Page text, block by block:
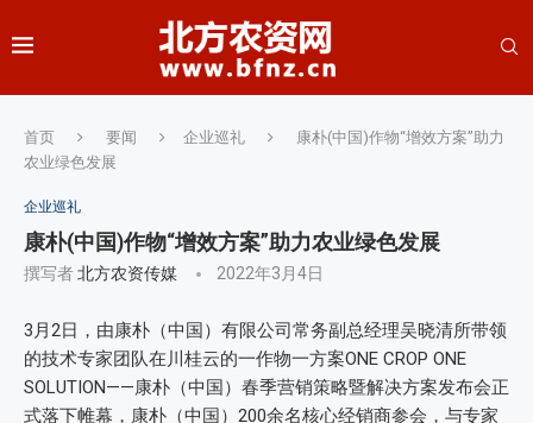
首页 要闻 企业巡礼
康朴(中国)作物“增效方案”助力
农业绿色发展
企业巡礼
康朴(中国)作物“增效方案”助力农业绿色发展
撰写者北方农资传媒 2022年3月4日
3月2日，由康朴（中国）有限公司常务副总经理吴晓清所带领
的技术专家团队在川桂云的一作物一方案ONE CROP ONE
SOLUTION——康朴（中国）春季营销策略暨解决方案发布会正
式落下帷幕，康朴（中国）200余名核心经销商参会，与专家